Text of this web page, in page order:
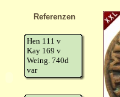
Referenzen
Hen 111 v
Kay 169 v
Weing. 740d
var